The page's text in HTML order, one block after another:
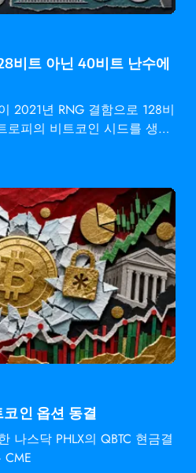
비트 아닌 40비트 난수에
2021년 RNG 결함으로 128비
피의 비트코인 시드를 생성
코인 옵션 동결
나스닥 PHLX의 QBTC 현금결